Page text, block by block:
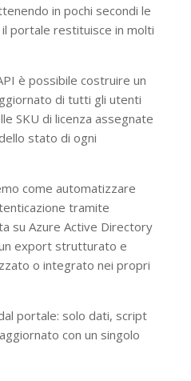
in pochi secondi le
portale restituisce in molti
è possibile costruire un
di tutti gli utenti
SKU di licenza assegnate
stato di ogni
come automatizzare
tramite
su Azure Active Directory
export strutturato e
o integrato nei propri
portale: solo dati, script
con un singolo